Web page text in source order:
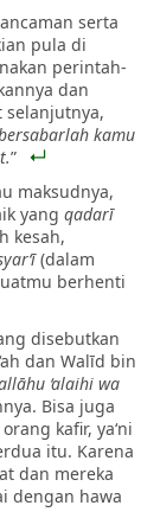
serta
pula di
perintah-
dan
selanjutnya,
kamu
”
maksudnya,
yang qadarī
kesah,
(dalam
berhenti
disebutkan
dan Walīd bin
‘alaihi wa
Bisa juga
kafir, ya‘ni
itu. Karena
dan mereka
dengan hawa